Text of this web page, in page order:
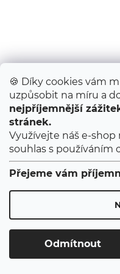
🍪 Díky cookies vám
uzpůsobit na míru a
nejpříjemnější
stránek.
Využívejte náš e-
souhlas s používáním
Přejeme vám
Odmítnout
Kapsář do školky /